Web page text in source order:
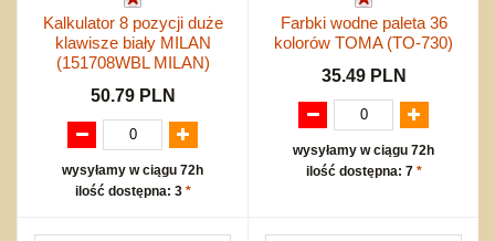
Kalkulator 8 pozycji duże
klawisze biały MILAN
(151708WBL MILAN)
50.79 PLN
wysyłamy w ciągu 72h
ilość dostępna: 3 *
Farbki wodne paleta 36
kolorów TOMA (TO-730)
35.49 PLN
wysyłamy w ciągu 72h
ilość dostępna: 7 *